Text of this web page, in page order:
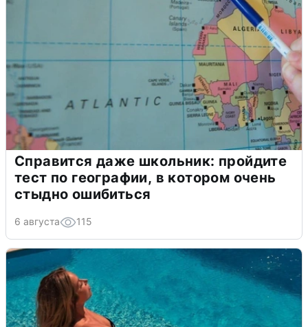
Справится даже школьник: пройдите
тест по географии, в котором очень
стыдно ошибиться
6 августа 115